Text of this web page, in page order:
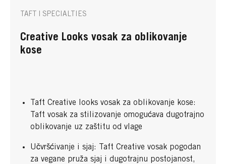
TAFT | SPECIALTIES
Creative Looks vosak za oblikovanje
kose
Taft Creative looks vosak za oblikovanje kose:
Taft vosak za stilizovanje omogućava dugotrajno
oblikovanje uz zaštitu od vlage
Učvršćivanje i sjaj: Taft Creative vosak pogodan
za vegane pruža sjaj i dugotrajnu postojanost,